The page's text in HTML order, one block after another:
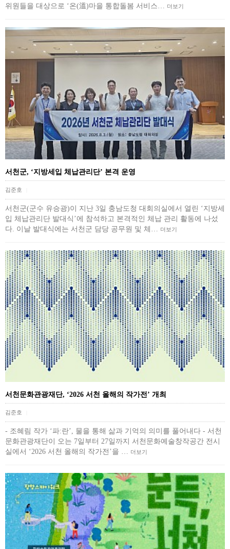
위원들을 대상으로 ‘온(溫)마을 통합돌봄 서비스…
더보기
서천군, ‘지방세입 체납관리단’ 본격 운영
김준호
서천군(군수 유승광)이 지난 3일 충남도청 대회의실에서 열린 ‘지방세
입 체납관리단 발대식’에 참석하고 본격적인 체납 관리 활동에 나섰
다. 이날 발대식에는 서천군 담당 공무원 및 체…
더보기
서천문화관광재단, ‘2026 서천 올해의 작가전’ 개최
김준호
- 조혜림 작가 ‘파:란’, 물을 통해 삶과 기억의 의미를 풀어내다 - 서천
문화관광재단이 오는 7일부터 27일까지 서천문화예술창작공간 전시
실에서 ‘2026 서천 올해의 작가전’을 … 더보기